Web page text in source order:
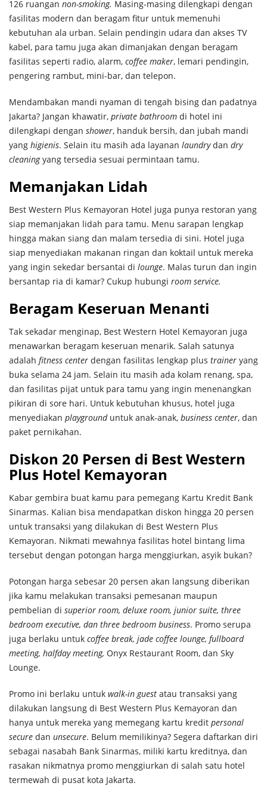
126 ruangan non-smoking. Masing-masing dilengkapi dengan
fasilitas modern dan beragam fitur untuk memenuhi
kebutuhan ala urban. Selain pendingin udara dan akses TV
kabel, para tamu juga akan dimanjakan dengan beragam
fasilitas seperti radio, alarm, coffee maker, lemari pendingin,
pengering rambut, mini-bar, dan telepon.
Mendambakan mandi nyaman di tengah bising dan padatnya
Jakarta? Jangan khawatir, private bathroom di hotel ini
dilengkapi dengan shower, handuk bersih, dan jubah mandi
yang higienis. Selain itu masih ada layanan laundrydan dry
cleaningyang tersedia sesuai permintaan tamu.
Memanjakan Lidah
Best Western Plus Kemayoran Hotel juga punya restoran yang
siap memanjakan lidah para tamu. Menu sarapan lengkap
hingga makan siang dan malam tersedia di sini. Hotel juga
siap menyediakan makanan ringan dan koktail untuk mereka
yang ingin sekedar bersantai di lounge. Malas turun dan ingin
bersantap ria di kamar? Cukup hubungi room service.
Beragam Keseruan Menanti
Tak sekadar menginap, Best Western Hotel Kemayoran juga
menawarkan beragam keseruan menarik. Salah satunya
adalah fitness center dengan fasilitas lengkap plus trainer yang
buka selama 24 jam. Selain itu masih ada kolam renang, spa,
dan fasilitas pijat untuk para tamu yang ingin menenangkan
pikiran di sore hari. Untuk kebutuhan khusus, hotel juga
menyediakan playgrounduntuk anak-anak, business center, dan
paket pernikahan.
Diskon 20 Persen di Best Western
Plus Hotel Kemayoran
Kabar gembira buat kamu para pemegang Kartu Kredit Bank
Sinarmas. Kalian bisa mendapatkan diskon hingga 20 persen
untuk transaksi yang dilakukan di Best Western Plus
Kemayoran. Nikmati mewahnya fasilitas hotel bintang lima
tersebut dengan potongan harga menggiurkan, asyik bukan?
Potongan harga sebesar 20 persen akan langsung diberikan
jika kamu melakukan transaksi pemesanan maupun
pembelian di superior room, deluxe room, junior suite, three
bedroom executive, dan three bedroom business. Promo serupa
juga berlaku untuk coffee break, jade coffee lounge, fullboard
meeting, halfday meeting, Onyx Restaurant Room, dan Sky
Lounge.
Promo ini berlaku untuk walk-in guest atau transaksi yang
dilakukan langsung di Best Western Plus Kemayoran dan
hanya untuk mereka yang memegang kartu kredit personal
secure dan unsecure. Belum memilikinya? Segera daftarkan diri
sebagai nasabah Bank Sinarmas, miliki kartu kreditnya, dan
rasakan nikmatnya promo menggiurkan di salah satu hotel
termewah di pusat kota Jakarta.